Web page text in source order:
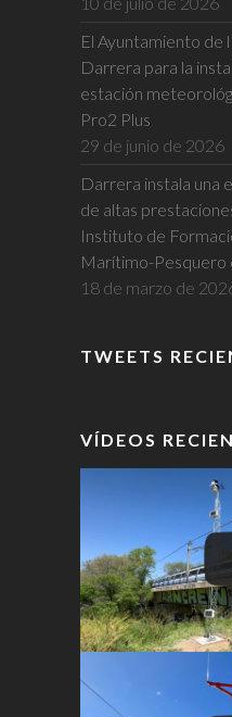
El Ayuntamiento de
Darrera para la
estación
Pro2 Plus
29 de junio de 2026
Darrera instala una
de altas
Instituto de
Marítimo-Pesquero
18 de marzo de
TWEETS
VÍDEOS